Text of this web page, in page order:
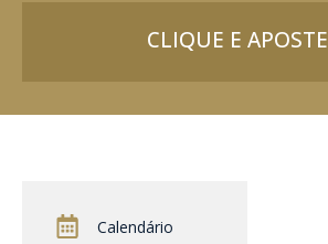
CLIQUE E APOSTE
Calendário